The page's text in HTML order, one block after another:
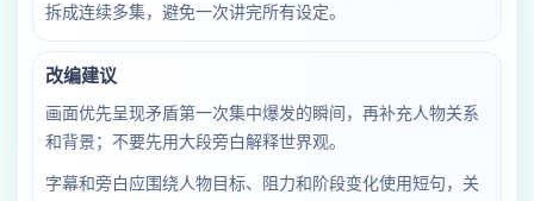
拆成连续多集，避免一次讲完所有设定。
改编建议
画面优先呈现矛盾第一次集中爆发的瞬间，再补充人物关系
和背景；不要先用大段旁白解释世界观。
字幕和旁白应围绕人物目标、阻力和阶段变化使用短句，关